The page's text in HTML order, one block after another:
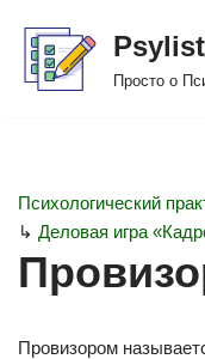
Перейти
Просто о
Психологический
↳ Деловая игра
Провизором